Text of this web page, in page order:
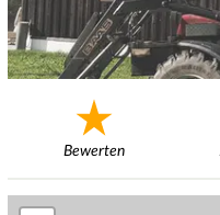
Bewerten